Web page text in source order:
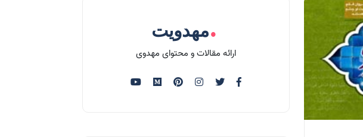
.مهدویت
ارائه مقالات و محتوای مهدوی